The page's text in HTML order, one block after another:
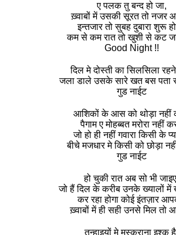
ए पलक तु बन्द हो जा,
ख़्वाबों में उसकी सूरत तो नजर
इन्तजार तो सुबह दुबारा शुरू
कम से कम रात तो खुशी से कट
Good Night !!
दिल मे दोस्ती का सिलसिला रहने
जला डाले उसके सारे खत बस पता
गुड नाईट
आशिकों के आस को थोड़ा नहीं
पैगाम ए मोहब्बत मरोरा नहीं
जो हो ही नहीं गवारा किसी के
बीचे मजधार मे किसी को छोड़ा
गुड नाईट
हो चुकी रात अब सो भी
जो हैं दिल के करीब उनके ख्यालों में
कर रहा होगा कोई इंतज़ार
ख़्वाबों में ही सही उनसे मिल तो
तन्हाइयों मे मुस्कुराना इश्क़